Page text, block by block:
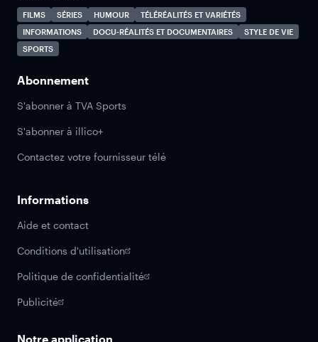
FILMS SÉRIES HUMOUR
TÉLÉRÉALITÉS ET VARIÉTÉS
INFORMATIONS
DOCU-RÉALITÉS ET DOCUMENTAIRES
STYLE DE VIE
SPORTS
Abonnement
S'abonner à TVA Sports
S'abonner à illico+
Contactez votre fournisseur télé
Informations
Aide et contact
Conditions d'utilisation
Politique de confidentialité
Publicité
Notre application